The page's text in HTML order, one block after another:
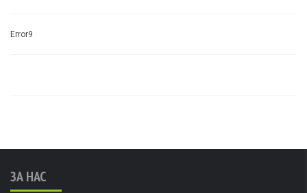
Error9
ЗА НАС